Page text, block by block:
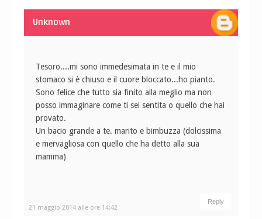
Unknown
21 maggio 2014 alle ore 14:42
Tesoro....mi sono immedesimata in te e il mio
stomaco si è chiuso e il cuore bloccato...ho pianto.
Sono felice che tutto sia finito alla meglio ma non
posso immaginare come ti sei sentita o quello che hai
provato.
Un bacio grande a te. marito e bimbuzza (dolcissima
e mervagliosa con quello che ha detto alla sua
mamma)
Reply